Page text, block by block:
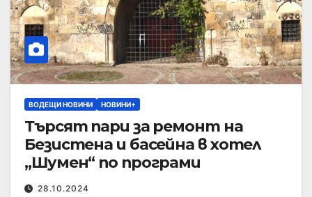
ВОДЕЩИ НОВИНИ НОВИНИ+
Търсят пари за ремонт на
Безистена и басейна в хотел
„Шумен“ по програми
28.10.2024